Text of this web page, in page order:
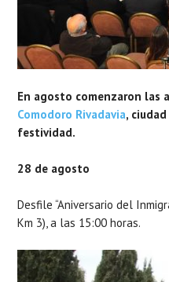
En agosto comenzaron las
Comodoro Rivadavia,
festividad.
28 de agosto
Desfile “Aniversario del
Km 3), a las 15:00 horas.